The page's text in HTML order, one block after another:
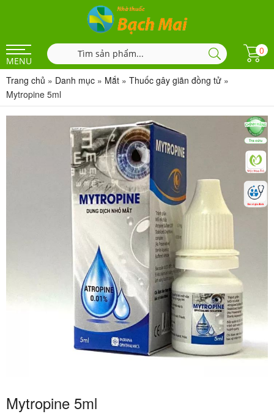
MENU
0
Trang chủ » Danh mục » Mắt » Thuốc gây giãn đồng tử »
Mytropine 5ml
Mytropine 5ml